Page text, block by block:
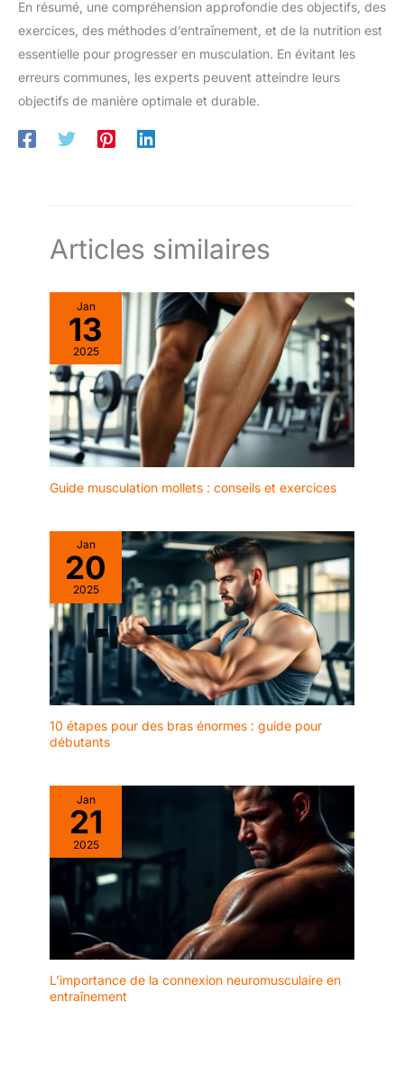
En résumé, une compréhension approfondie des objectifs, des
exercices, des méthodes d’entraînement, et de la nutrition est
essentielle pour progresser en musculation. En évitant les
erreurs communes, les experts peuvent atteindre leurs
objectifs de manière optimale et durable.
Articles similaires
Jan
13
2025
Guide musculation mollets : conseils et exercices
Jan
20
2025
10 étapes pour des bras énormes : guide pour
débutants
Jan
21
2025
L’importance de la connexion neuromusculaire en
entraînement